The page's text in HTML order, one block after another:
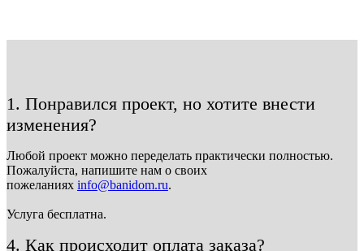
1. Понравился проект, но хотите внести
изменения?
Любой проект можно переделать практически полностью.
Пожалуйста, напишите нам о своих
пожеланиях info@banidom.ru.
Услуга бесплатна.
4. Как происходит оплата заказа?